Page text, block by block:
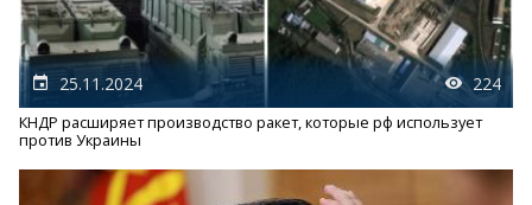
25.11.2024 224
КНДР расширяет производство ракет, которые рф использует
против Украины